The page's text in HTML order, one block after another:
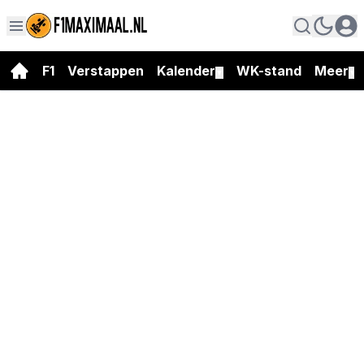
F1 Verstappen Kalender WK-stand Meer